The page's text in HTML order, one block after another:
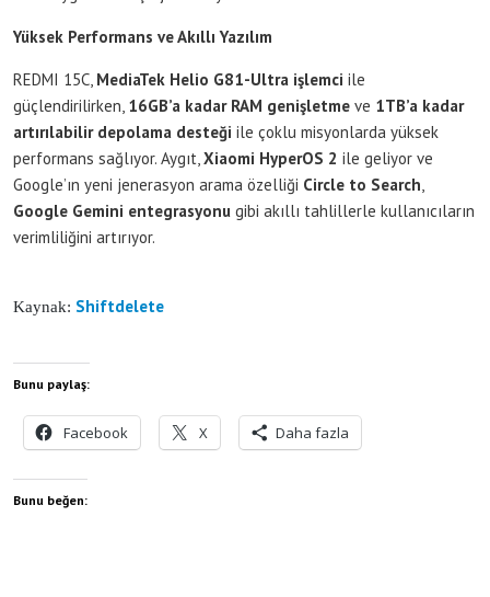
Yüksek Performans ve Akıllı Yazılım
REDMI 15C, MediaTek Helio G81-Ultra işlemci ile
güçlendirilirken, 16GB’a kadar RAM genişletme ve 1TB’a kadar
artırılabilir depolama desteği ile çoklu misyonlarda yüksek
performans sağlıyor. Aygıt, Xiaomi HyperOS 2 ile geliyor ve
Google’ın yeni jenerasyon arama özelliği Circle to Search
Google Gemini entegrasyonu gibi akıllı tahlillerle kullanıcıların
verimliliğini artırıyor.
Kaynak: Shiftdelete
Bunu paylaş:
Facebook X Daha fazla
Bunu beğen: